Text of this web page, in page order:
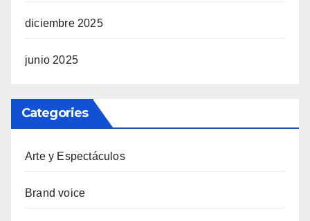
diciembre 2025
junio 2025
Categories
Arte y Espectáculos
Brand voice